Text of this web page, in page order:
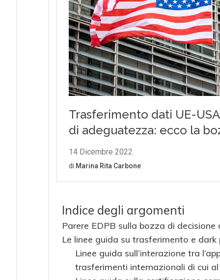
Indice degli argomenti
Parere EDPB sulla bozza di
Le linee guida su trasferimento e dark
Linee guida sull’interazione tra
trasferimenti internazionali di cui